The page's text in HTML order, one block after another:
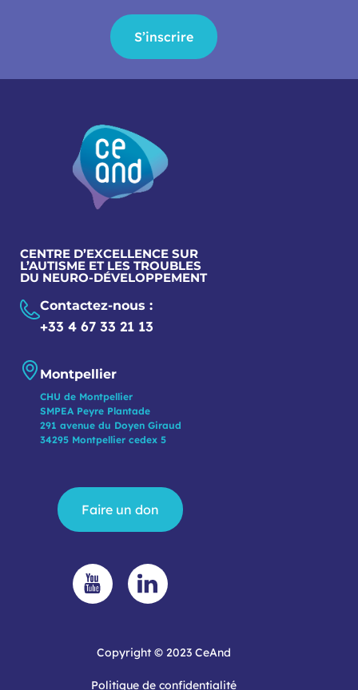
S’inscrire
CENTRE D’EXCELLENCE SUR
L’AUTISME ET LES TROUBLES
DU NEURO-DÉVELOPPEMENT
Contactez-nous :
+33 4 67 33 21 13
Montpellier
CHU de Montpellier
SMPEA Peyre Plantade
291 avenue du Doyen Giraud
34295 Montpellier cedex 5
Faire un don
Copyright © 2023 CeAnd
Politique de confidentialité